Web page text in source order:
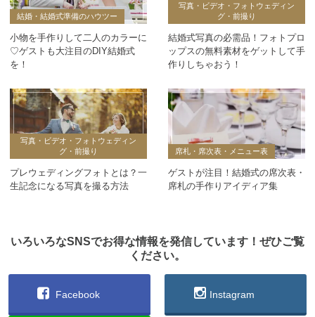
結婚・結婚式準備のハウツー
小物を手作りして二人のカラーに
♡ゲストも大注目のDIY結婚式
を！
写真・ビデオ・フォトウェディン
グ・前撮り
結婚式写真の必需品！フォトプロ
ップスの無料素材をゲットして手
作りしちゃおう！
写真・ビデオ・フォトウェディン
グ・前撮り
プレウェディングフォトとは？一
生記念になる写真を撮る方法
席札・席次表・メニュー表
ゲストが注目！結婚式の席次表・
席札の手作りアイディア集
いろいろなSNSでお得な情報を発信しています！ぜひご覧
ください。
Facebook Instagram